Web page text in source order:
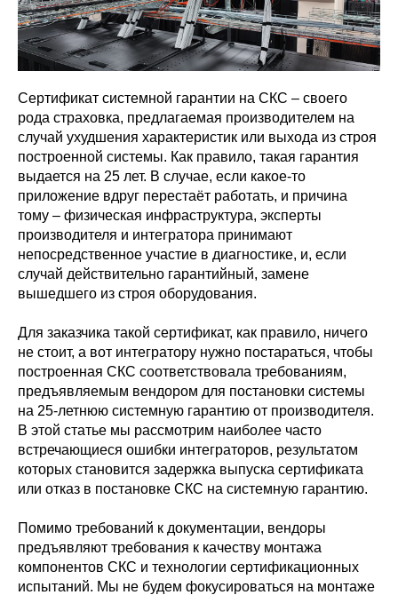
Сертификат системной гарантии на СКС – своего
рода страховка, предлагаемая производителем на
случай ухудшения характеристик или выхода из строя
построенной системы. Как правило, такая гарантия
выдается на 25 лет. В случае, если какое-то
приложение вдруг перестаёт работать, и причина
тому – физическая инфраструктура, эксперты
производителя и интегратора принимают
непосредственное участие в диагностике, и, если
случай действительно гарантийный, замене
вышедшего из строя оборудования.
Для заказчика такой сертификат, как правило, ничего
не стоит, а вот интегратору нужно постараться, чтобы
построенная СКС соответствовала требованиям,
предъявляемым вендором для постановки системы
на 25-летнюю системную гарантию от производителя.
В этой статье мы рассмотрим наиболее часто
встречающиеся ошибки интеграторов, результатом
которых становится задержка выпуска сертификата
или отказ в постановке СКС на системную гарантию.
Помимо требований к документации, вендоры
предъявляют требования к качеству монтажа
компонентов СКС и технологии сертификационных
испытаний. Мы не будем фокусироваться на монтаже